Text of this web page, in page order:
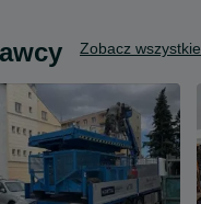
Zobacz wszystkie